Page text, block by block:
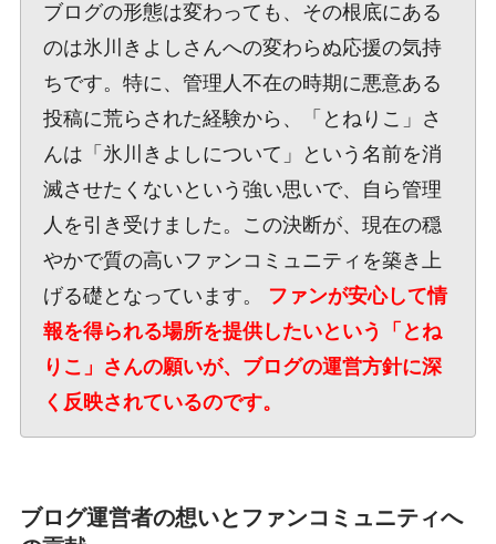
ブログの形態は変わっても、その根底にある
のは氷川きよしさんへの変わらぬ応援の気持
ちです。特に、管理人不在の時期に悪意ある
投稿に荒らされた経験から、「とねりこ」さ
んは「氷川きよしについて」という名前を消
滅させたくないという強い思いで、自ら管理
人を引き受けました。この決断が、現在の穏
やかで質の高いファンコミュニティを築き上
げる礎となっています。
ファンが安心して情
報を得られる場所を提供したいという「とね
りこ」さんの願いが、ブログの運営方針に深
く反映されているのです。
ブログ運営者の想いとファンコミュニティへ